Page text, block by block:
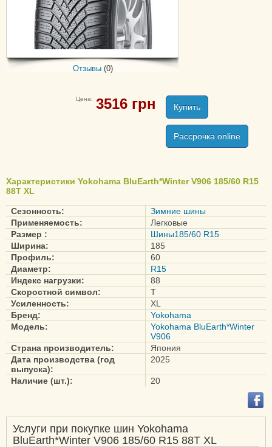
Advan Sport V103
ADVAN Sport V105
Avid GT S35
BluEarth-Van RY55
Parada Spec-X PA02
Geolandar A/T G015
Отзывы (0)
Цена: 3516 грн Купить
Рассрочка online
Характеристики Yokohama BluEarth*Winter V906 185/60 R15
88T XL
Сезонность:
Зимние шины
Применяемость:
Легковые
Размер :
Шины185/60 R15
Ширина:
185
Профиль:
60
Диаметр:
R15
Индекс нагрузки:
88
Скоростной символ:
T
Усиленность:
XL
Бренд:
Yokohama
Модель:
Yokohama BluEarth*Winter
V906
Страна производитель:
Япония
Дата производства (год
выпуска):
2025
Наличие (шт.): 20
Услуги при покупке шин Yokohama
BluEarth*Winter V906 185/60 R15 88T XL